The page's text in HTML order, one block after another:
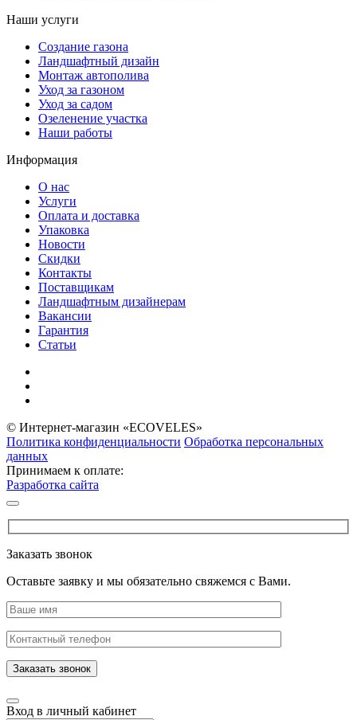
Наши услуги
Создание газона
Ландшафтный дизайн
Монтаж автополива
Уход за газоном
Уход за садом
Озеленение участка
Наши работы
Информация
О нас
Услуги
Оплата и доставка
Упаковка
Новости
Скидки
Контакты
Поставщикам
Ландшафтным дизайнерам
Вакансии
Гарантия
Статьи
© Интернет-магазин «ECOVELES»
Политика конфиденциальности Обработка персональных
данных
Принимаем к оплате:
Разработка сайта
Заказать звонок
Оставьте заявку и мы обязательно свяжемся с Вами.
Заказать звонок
Вход в личный кабинет